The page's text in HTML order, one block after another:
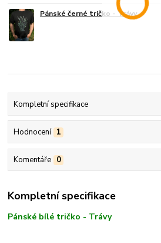
Pánské černé tričko - Trávy
Kompletní specifikace
Hodnocení 1
Komentáře 0
Kompletní specifikace
Pánské bílé tričko - Trávy